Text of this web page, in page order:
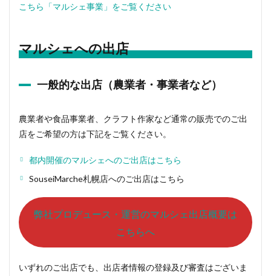
こちら「マルシェ事業」をご覧ください
マルシェへの出店
一般的な出店（農業者・事業者など）
農業者や食品事業者、クラフト作家など通常の販売でのご出
店をご希望の方は下記をご覧ください。
都内開催のマルシェへのご出店はこちら
SouseiMarche札幌店へのご出店はこちら
弊社プロデュース・運営のマルシェ出店概要は
こちらへ
いずれのご出店でも、出店者情報の登録及び審査はございま